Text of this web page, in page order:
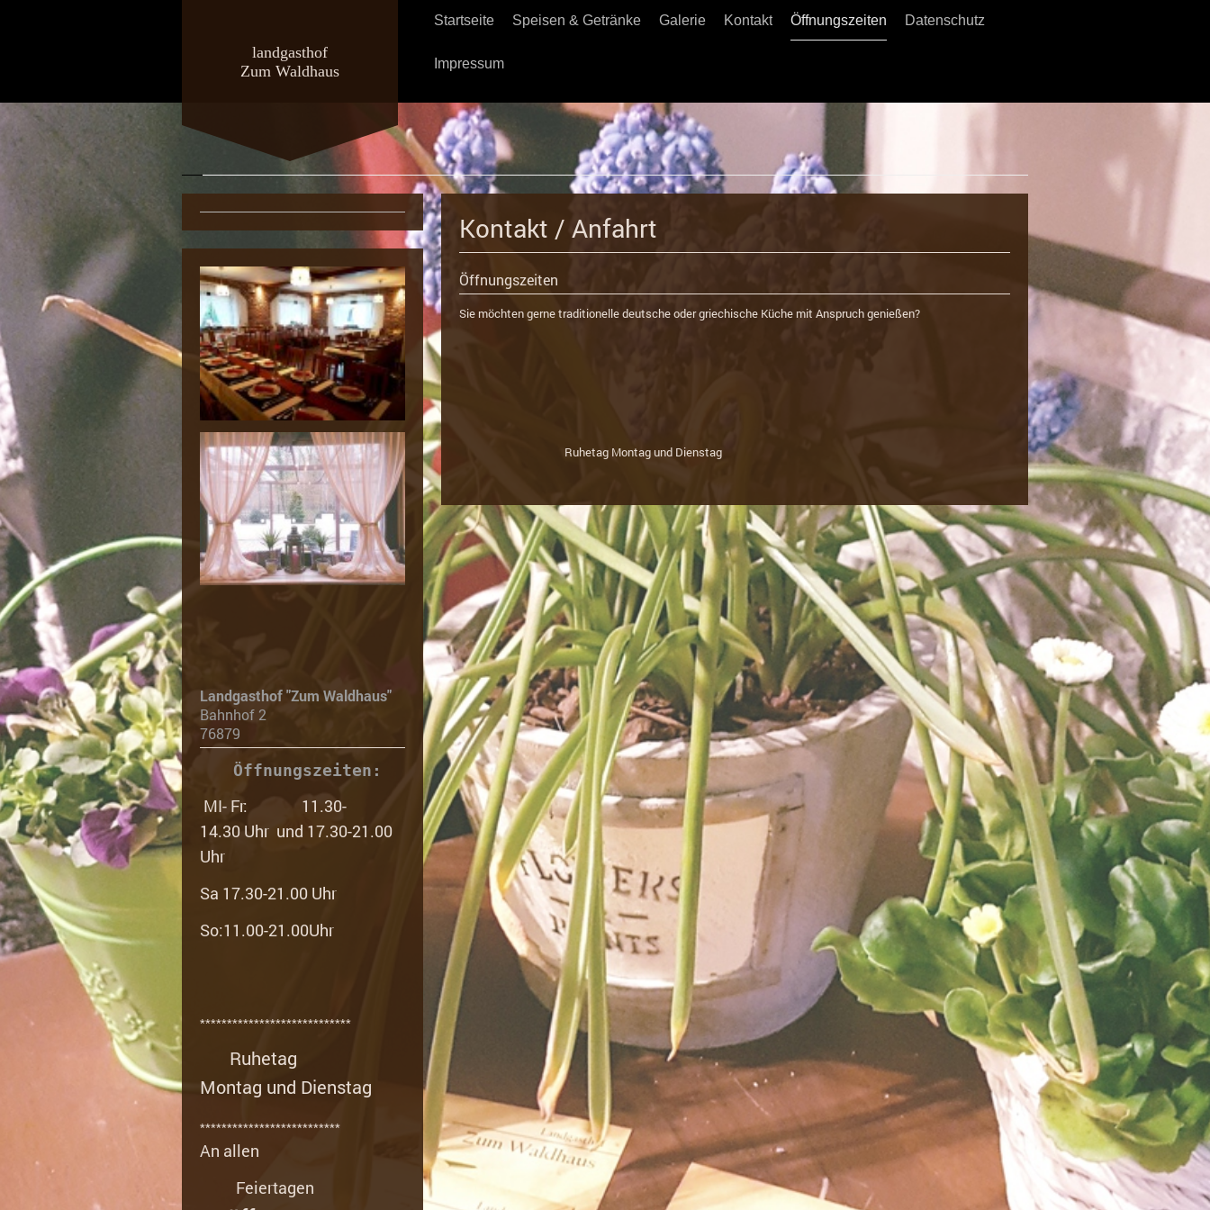
Startseite Speisen & Getränke Galerie Kontakt Öffnungszeiten Datenschutz
Impressum
landgasthof
Zum Waldhaus
wie gewünscht
Kontakt / Anfahrt
Öffnungszeiten
Sie möchten gerne traditionelle deutsche oder griechische Küche mit Anspruch genießen?
Ruhetag Montag und Dienstag
Landgasthof "Zum Waldhaus"
Bahnhof 2
76879
Öffnungszeiten:
MI- Fr: 11.30-
14.30 Uhr und 17.30-21.00
Uhr
Sa 17.30-21.00 Uhr
So:11.00-21.00Uhr
****************************
Ruhetag
Montag und Dienstag
**************************
An allen
Feiertagen